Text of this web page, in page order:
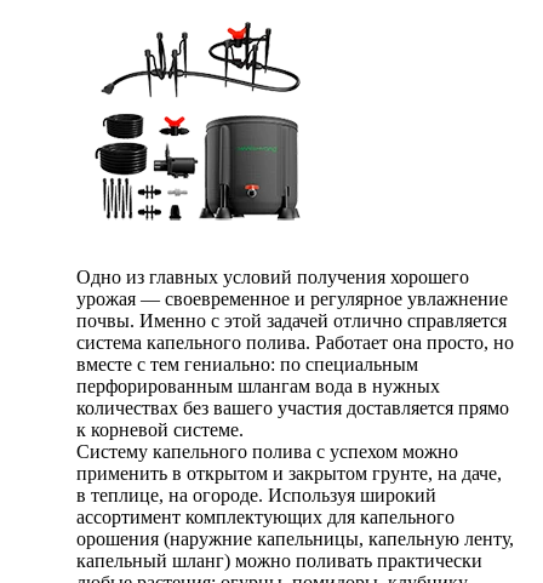
Одно из главных условий получения хорошего
урожая — своевременное и регулярное увлажнение
почвы. Именно с этой задачей отлично справляется
система капельного полива. Работает она просто, но
вместе с тем гениально: по специальным
перфорированным шлангам вода в нужных
количествах без вашего участия доставляется прямо
к корневой системе.
Систему капельного полива с успехом можно
применить в открытом и закрытом грунте, на даче,
в теплице, на огороде. Используя широкий
ассортимент комплектующих для капельного
орошения (наружние капельницы, капельную ленту,
капельный шланг) можно поливать практически